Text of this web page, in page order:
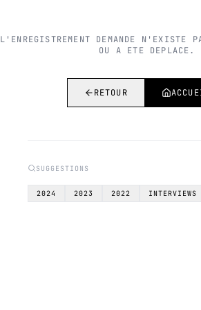
L'ENREGISTREMENT DEMANDE N'EXISTE
OU A ETE DEPLACE.
RETOUR
SUGGESTIONS
2024 2023 2022 INTERVIEWS